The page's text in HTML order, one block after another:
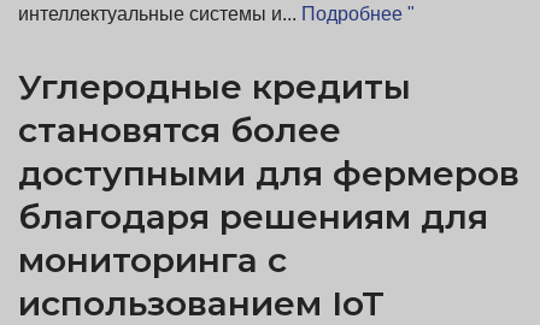
интеллектуальные системы и... Подробнее "
Углеродные кредиты
становятся более
доступными для фермеров
благодаря решениям для
мониторинга с
использованием IoT